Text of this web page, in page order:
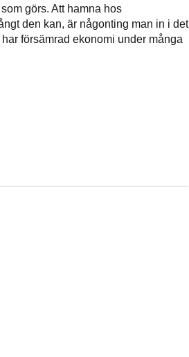
görs. Att hamna hos
den kan, är någonting man in i det
försämrad ekonomi under många